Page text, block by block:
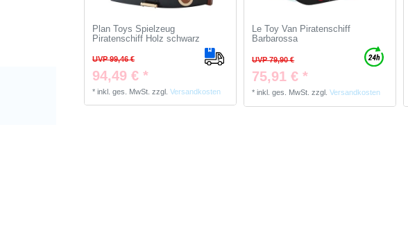
Plan Toys Spielzeug
Piratenschiff Holz schwarz
UVP 99,46 €
94,49 € *
*inkl. ges. MwSt. zzgl.Versandkosten
Le Toy Van Piratenschiff
Barbarossa
UVP 79,90 €
75,91 € *
*inkl. ges. MwSt. zzgl.Versandkosten